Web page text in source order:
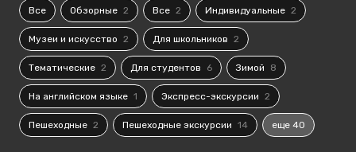
Все Обзорные 2 Все 2 Индивидуальные 2
Музеи и искусство 2 Для школьников 2
Тематические 2 Для студентов 6 Зимой 8
На английском языке 1 Экспресс-экскурсии 2
Пешеходные 2 Пешеходные экскурсии 14 еще 40